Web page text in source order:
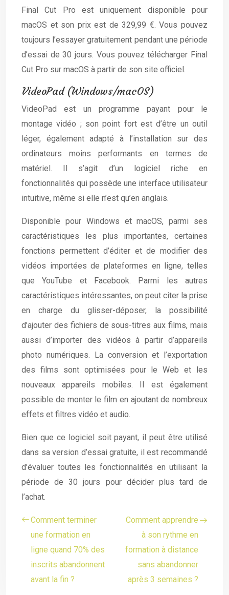
Final Cut Pro est uniquement disponible pour
macOS et son prix est de 329,99 €. Vous pouvez
toujours l’essayer gratuitement pendant une période
d’essai de 30 jours. Vous pouvez télécharger Final
Cut Pro sur macOS à partir de son site officiel.
VideoPad (Windows/macOS)
VideoPad est un programme payant pour le
montage vidéo ; son point fort est d’être un outil
léger, également adapté à l’installation sur des
ordinateurs moins performants en termes de
matériel. Il s’agit d’un logiciel riche en
fonctionnalités qui possède une interface utilisateur
intuitive, même si elle n’est qu’en anglais.
Disponible pour Windows et macOS, parmi ses
caractéristiques les plus importantes, certaines
fonctions permettent d’éditer et de modifier des
vidéos importées de plateformes en ligne, telles
que YouTube et Facebook. Parmi les autres
caractéristiques intéressantes, on peut citer la prise
en charge du glisser-déposer, la possibilité
d’ajouter des fichiers de sous-titres aux films, mais
aussi d’importer des vidéos à partir d’appareils
photo numériques. La conversion et l’exportation
des films sont optimisées pour le Web et les
nouveaux appareils mobiles. Il est également
possible de monter le film en ajoutant de nombreux
effets et filtres vidéo et audio.
Bien que ce logiciel soit payant, il peut être utilisé
dans sa version d’essai gratuite, il est recommandé
d’évaluer toutes les fonctionnalités en utilisant la
période de 30 jours pour décider plus tard de
l’achat.
Comment terminer
une formation en
ligne quand 70% des
inscrits abandonnent
avant la fin ?
Comment apprendre
à son rythme en
formation à distance
sans abandonner
après 3 semaines ?